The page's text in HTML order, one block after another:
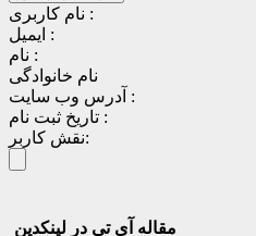
نام کاربری :
ایمیل :
نام :
نام خانوادگی
آدرس وب سایت :
تاریخ ثبت نام :
نقش کاربر:
مقاله آی تی در لینکدین